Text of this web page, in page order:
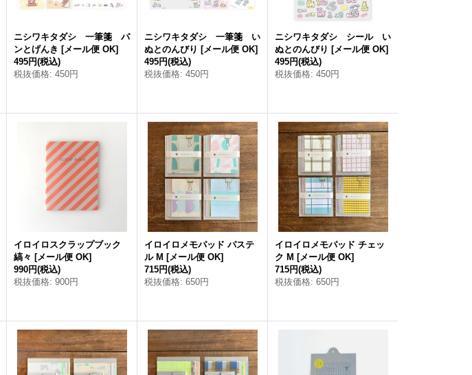
ニシワキタダシ 一筆箋 パ
ンとげんき [メール便 OK]
495円(税込)
税抜価格: 450円
ニシワキタダシ 一筆箋 い
ぬとのんびり [メール便 OK]
495円(税込)
税抜価格: 450円
ニシワキタダシ シール い
ぬとのんびり [メール便 OK]
495円(税込)
税抜価格: 450円
イロイロスクラップブック
縞々 [メール便 OK]
990円(税込)
税抜価格: 900円
イロイロメモパッド パステ
ル M [メール便 OK]
715円(税込)
税抜価格: 650円
イロイロメモパッド チェッ
ク M [メール便 OK]
715円(税込)
税抜価格: 650円